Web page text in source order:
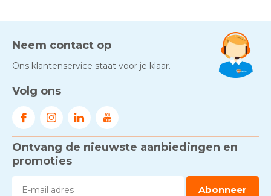
Neem contact op
Ons klantenservice staat voor je klaar.
Volg ons
Ontvang de nieuwste aanbiedingen en
promoties
Abonneer